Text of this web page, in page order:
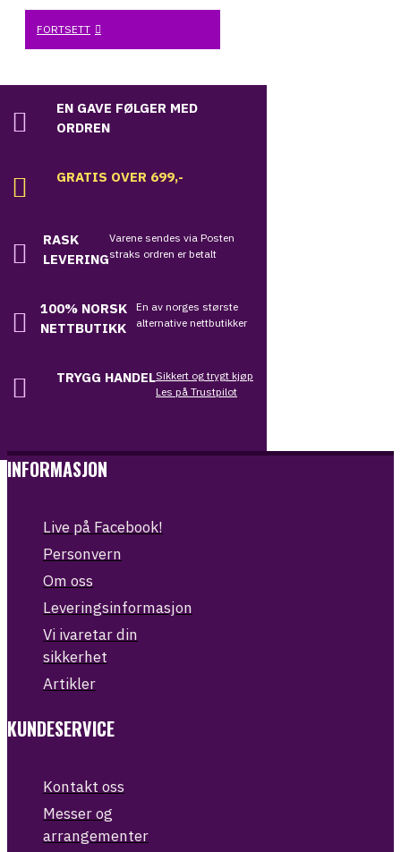
FORTSETT
EN GAVE FØLGER MED
ORDREN
GRATIS OVER 699,-
RASK
LEVERING
Varene sendes via Posten
straks ordren er betalt
100% NORSK
NETTBUTIKK
En av norges største
alternative nettbutikker
TRYGG HANDELSikkert og trygt kjøp
Les på Trustpilot
INFORMASJON
Live på Facebook!
Personvern
Om oss
Leveringsinformasjon
Vi ivaretar din
sikkerhet
Artikler
KUNDESERVICE
Kontakt oss
Messer og
arrangementer